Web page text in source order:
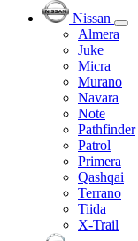
Nissan
Almera
Juke
Micra
Murano
Navara
Note
Pathfinder
Patrol
Primera
Qashqai
Terrano
Tiida
X-Trail